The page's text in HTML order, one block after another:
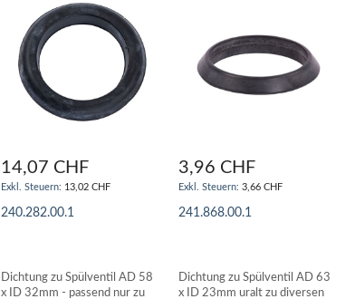
14,07 CHF
13,02 CHF
240.282.00.1
3,96 CHF
3,66 CHF
241.868.00.1
Dichtung zu Spülventil AD 58
x ID 32mm - passend nur zu
Dichtung zu Spülventil AD 63
x ID 23mm uralt zu diversen